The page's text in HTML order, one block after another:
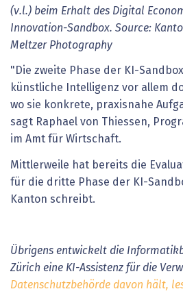
(v.l.) beim Erhalt des Digital
Innovation-Sandbox. Source:
Meltzer Photography
"Die zweite Phase der KI-
künstliche Intelligenz vor allem
wo sie konkrete, praxisnahe
sagt Raphael von Thiessen,
im Amt für Wirtschaft.
Mittlerweile hat bereits die
für die dritte Phase der KI-
Kanton schreibt.
Übrigens entwickelt die
Zürich eine KI-Assistenz für die
Datenschutzbehörde davon hält,